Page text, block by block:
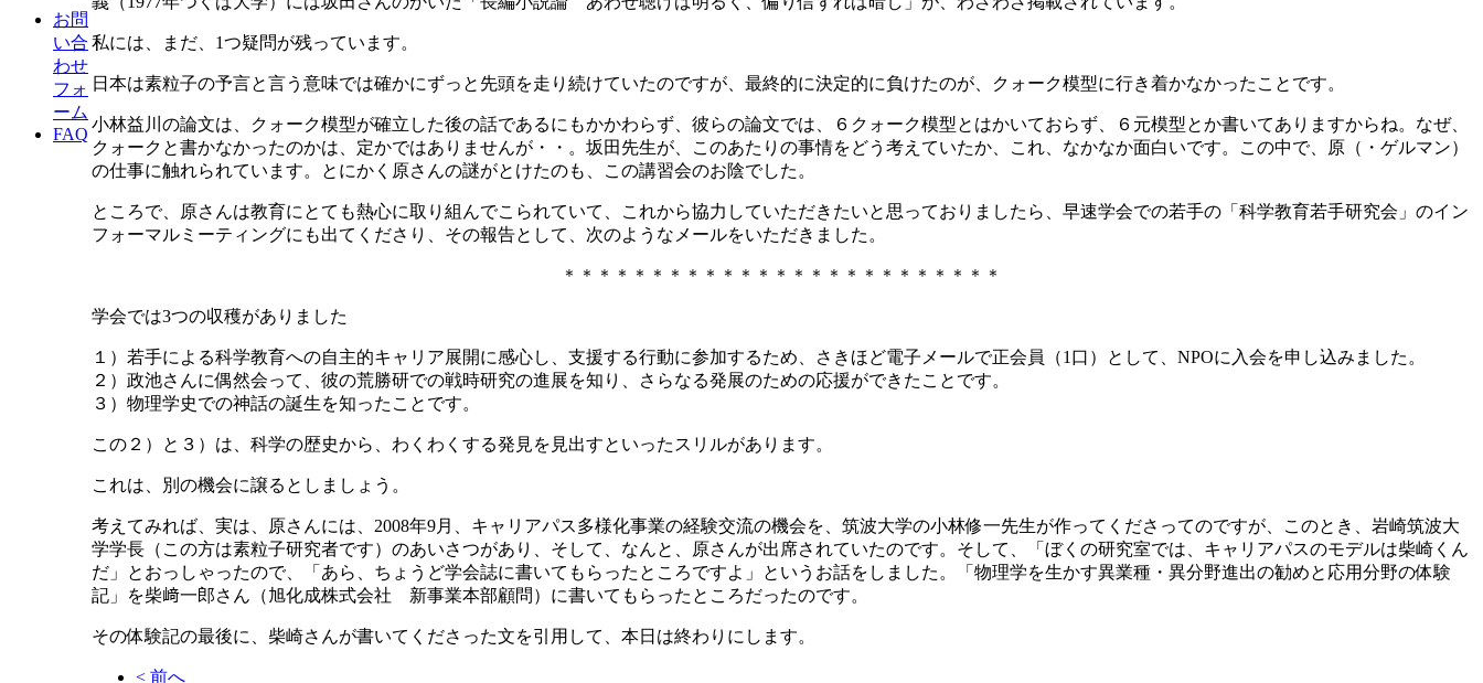
お問
い合
わせ
フォ
ーム
FAQ
私には、まだ、1つ疑問が残っています。
日本は素粒子の予言と言う意味では確かにずっと先頭を走り続けていたのですが、最終的に決定的に負けたのが、クォーク模型に行き着かなかったことです。
小林益川の論文は、クォーク模型が確立した後の話であるにもかかわらず、彼らの論文では、６クォーク模型とはかいておらず、６元模型とか書いてありますからね。なぜ、
クォークと書かなかったのかは、定かではありませんが・・。坂田先生が、このあたりの事情をどう考えていたか、これ、なかなか面白いです。この中で、原（・ゲルマン）
の仕事に触れられています。とにかく原さんの謎がとけたのも、この講習会のお陰でした。
ところで、原さんは教育にとても熱心に取り組んでこられていて、これから協力していただきたいと思っておりましたら、早速学会での若手の「科学教育若手研究会」のイン
フォーマルミーティングにも出てくださり、その報告として、次のようなメールをいただきました。
＊＊＊＊＊＊＊＊＊＊＊＊＊＊＊＊＊＊＊＊＊＊＊＊＊
学会では3つの収穫がありました
１）若手による科学教育への自主的キャリア展開に感心し、支援する行動に参加するため、さきほど電子メールで正会員（1口）として、NPOに入会を申し込みました。
２）政池さんに偶然会って、彼の荒勝研での戦時研究の進展を知り、さらなる発展のための応援ができたことです。
３）物理学史での神話の誕生を知ったことです。
この２）と３）は、科学の歴史から、わくわくする発見を見出すといったスリルがあります。
これは、別の機会に譲るとしましょう。
考えてみれば、実は、原さんには、2008年9月、キャリアパス多様化事業の経験交流の機会を、筑波大学の小林修一先生が作ってくださってのですが、このとき、岩崎筑波大
学学長（この方は素粒子研究者です）のあいさつがあり、そして、なんと、原さんが出席されていたのです。そして、「ぼくの研究室では、キャリアパスのモデルは柴崎くん
だ」とおっしゃったので、「あら、ちょうど学会誌に書いてもらったところですよ」というお話をしました。「物理学を生かす異業種・異分野進出の勧めと応用分野の体験
記」を柴﨑一郎さん（旭化成株式会社 新事業本部顧問）に書いてもらったところだったのです。
その体験記の最後に、柴崎さんが書いてくださった文を引用して、本日は終わりにします。
< 前へ